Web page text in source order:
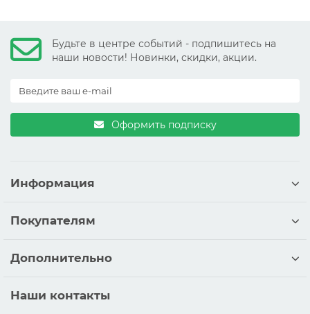
Будьте в центре событий - подпишитесь на
наши новости! Новинки, скидки, акции.
Оформить подписку
Информация
Покупателям
Дополнительно
Наши контакты